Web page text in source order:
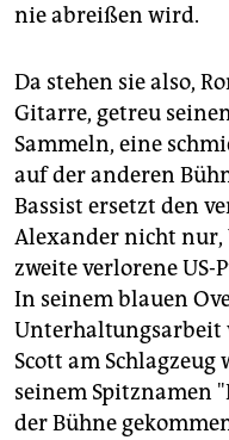
nie abreißen wird.
Da stehen sie also,
Gitarre, getreu
Sammeln, eine
auf der anderen
Bassist ersetzt den
Alexander nicht
zweite verlorene US-
In seinem blauen
Unterhaltungsarbeit
Scott am
seinem Spitznamen
der Bühne